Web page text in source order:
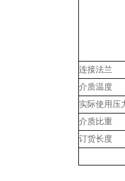
连接法兰
介质温度
实际使用压
介质比重
订货长度